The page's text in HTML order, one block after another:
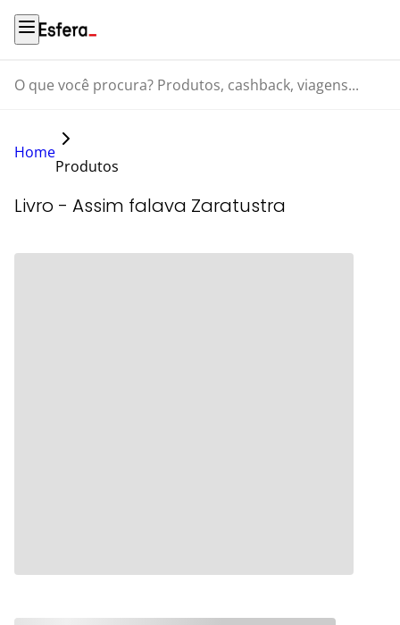
O que você procura? Produtos, cashback, viagens...
Home
Produtos
Livro - Assim falava Zaratustra